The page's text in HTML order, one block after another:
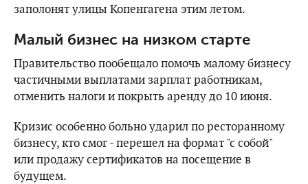
заполонят улицы Копенгагена этим летом.
Малый бизнес на низком старте
Правительство пообещало помочь малому бизнесу
частичными выплатами зарплат работникам,
отменить налоги и покрыть аренду до 10 июня.
Кризис особенно больно ударил по ресторанному
бизнесу, кто смог - перешел на формат "с собой"
или продажу сертификатов на посещение в
будущем.